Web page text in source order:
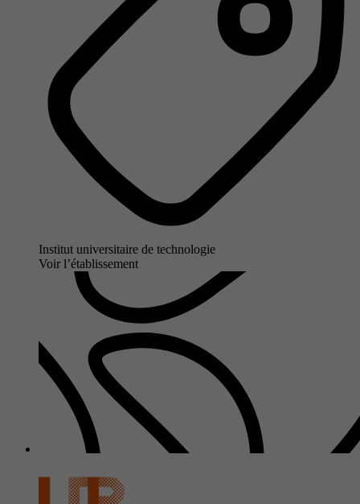
Institut universitaire de technologie
Voir l’établissement